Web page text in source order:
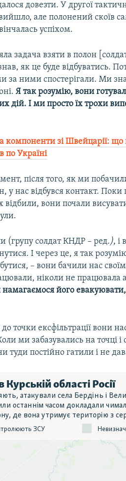
довезти. У другої
але полонений скоїв
успіхом.
задача взяти в полон
як це буде відбуватись.
за ними спостерігали. Ми
Я так розумію, вони
дій. І ми просто їх трохи
компоненти зі Швейцарії: що
по Україні
після того, як ми
у нас відбувся контакт. Поки
відбили, вони почали
(групу солдат КНДР – ред.), і
І через це, я так
– вони бачили нас
ніколи не працювала
його евакуювати,
точки ексфільтрації вони
ми забазувались на точці
туди постійно гатили і не